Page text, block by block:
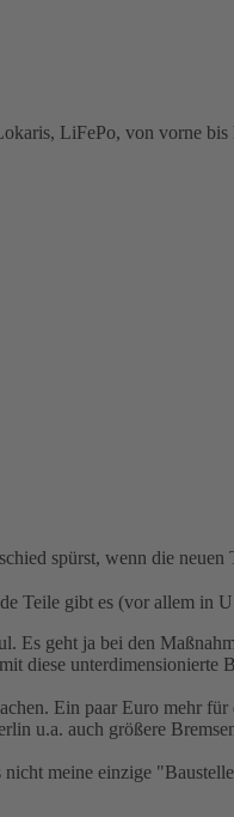
LiFePo, von vorne bis
spürst, wenn die
Teile gibt es (vor allem in
geht ja bei den
diese unterdimensionierte
Ein paar Euro mehr
u.a. auch größere
nicht meine einzige